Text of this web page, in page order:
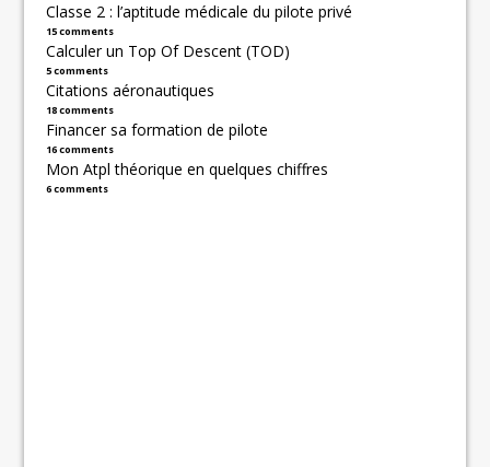
Classe 2 : l’aptitude médicale du pilote privé
15 comments
Calculer un Top Of Descent (TOD)
5 comments
Citations aéronautiques
18 comments
Financer sa formation de pilote
16 comments
Mon Atpl théorique en quelques chiffres
6 comments